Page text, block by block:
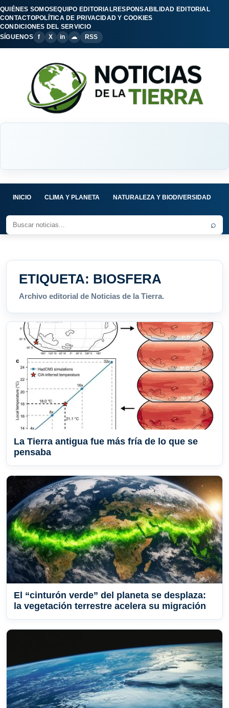
QUIÉNES SOMOSEQUIPO EDITORIALRESPONSABILIDAD EDITORIAL
CONTACTOPOLÍTICA DE PRIVACIDAD Y COOKIES
CONDICIONES DEL SERVICIO
SÍGUENOS
f X in ☁ RSS
INICIO CLIMA Y PLANETA NATURALEZA Y BIODIVERSIDAD
⌕
ETIQUETA: BIOSFERA
Archivo editorial de Noticias de la Tierra.
La Tierra antigua fue más fría de lo que se
pensaba
El “cinturón verde” del planeta se desplaza:
la vegetación terrestre acelera su migración